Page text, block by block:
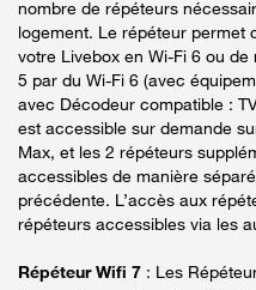
nombre de répéteurs
logement. Le répéteur permet
votre Livebox en Wi-Fi 6 ou
5 par du Wi-Fi 6 (avec
avec Décodeur compatible :
est accessible sur demande
Max, et les 2 répéteurs
accessibles de manière
précédente. L’accès aux
répéteurs accessibles via les
Répéteur Wifi 7 : Les